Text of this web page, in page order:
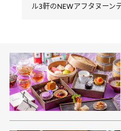
ル3軒のNEWアフタヌーン